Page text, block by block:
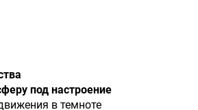
под настроение
в темноте